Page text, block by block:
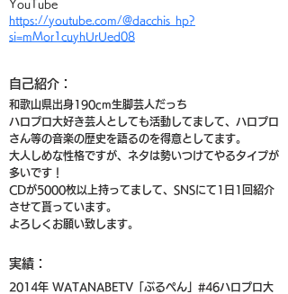
YouTube
https://youtube.com/@dacchis_hp?
si=mMor1cuyhUrUed08
​自己紹介：
和歌山県出身190cm生脚芸人だっち
ハロプロ大好き芸人としても活動してまして、ハロプロ
さん等の音楽の歴史を語るのを得意としてます。
大人しめな性格ですが、ネタは勢いつけてやるタイプが
多いです！
CDが5000枚以上持ってまして、SNSにて1日1回紹介
させて貰っています。
よろしくお願い致します。
実績：
2014年 WATANABETV「ぶるぺん」#46ハロプロ大